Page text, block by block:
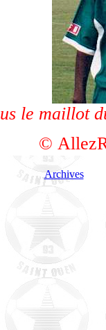
le maillot
©
Archives